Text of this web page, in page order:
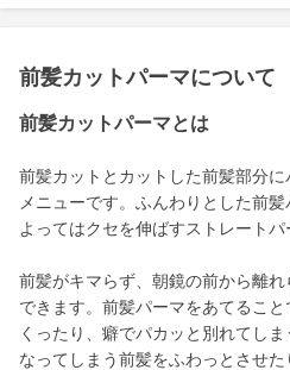
前髪カットパーマについて
前髪カットパーマとは
前髪カットとカットした前髪部分
メニューです。ふんわりとした前
よってはクセを伸ばすストレートパ
前髪がキマらず、朝鏡の前から離
できます。前髪パーマをあてるこ
くったり、癖でパカッと別れてし
なってしまう前髪をふわっとさせ